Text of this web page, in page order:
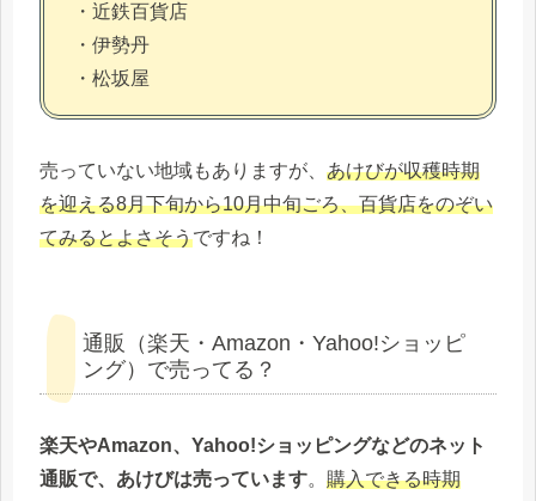
・近鉄百貨店
・伊勢丹
・松坂屋
売っていない地域もありますが、 あけびが収穫時期
を迎える8月下旬から10月中旬ごろ、百貨店をのぞい
てみるとよさそうですね！
通販（楽天・Amazon・Yahoo!ショッピ
ング）で売ってる？
楽天やAmazon、Yahoo!ショッピングなどのネット
通販で、あけびは売っています。 購入できる時期